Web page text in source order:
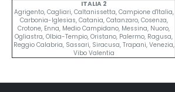
ITALIA 2
Agrigento, Cagliari, Caltanissetta, Campione d'Italia,
Carbonia-Iglesias, Catania, Catanzaro, Cosenza,
Crotone, Enna, Medio Campidano, Messina, Nuoro,
Ogliastra, Olbia-Tempio, Oristano, Palermo, Ragusa,
Reggio Calabria, Sassari, Siracusa, Trapani, Venezia,
Vibo Valentia